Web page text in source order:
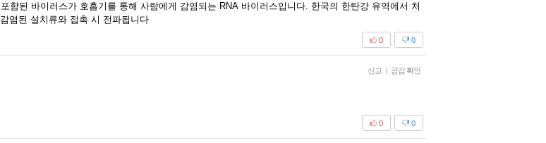
함된 바이러스가 호흡기를 통해 사람에게 감염되는 RNA 바이러스입니다. 한국의 한탄강 유역에서 처
염된 설치류와 접촉 시 전파됩니다
0
0
신고 | 공감 확인
0
0